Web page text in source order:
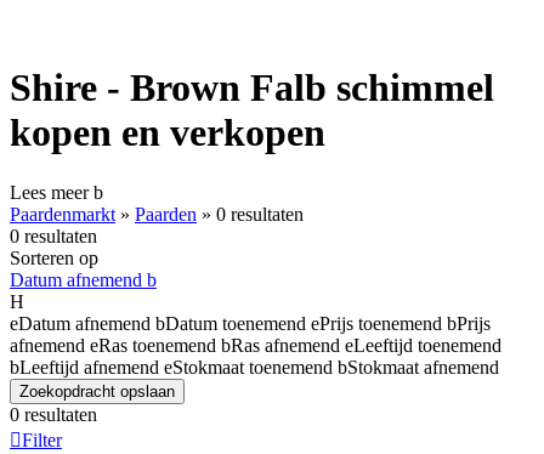
Shire - Brown Falb schimmel
kopen en verkopen
Lees meerb
Paardenmarkt » Paarden » 0 resultaten
0 resultaten
Sorteren op
Datum afnemend b
H
eDatum afnemend bDatum toenemend ePrijs toenemend bPrijs
afnemend eRas toenemend bRas afnemend eLeeftijd toenemend
bLeeftijd afnemend eStokmaat toenemend bStokmaat afnemend
Zoekopdracht opslaan
0 resultaten
Filter